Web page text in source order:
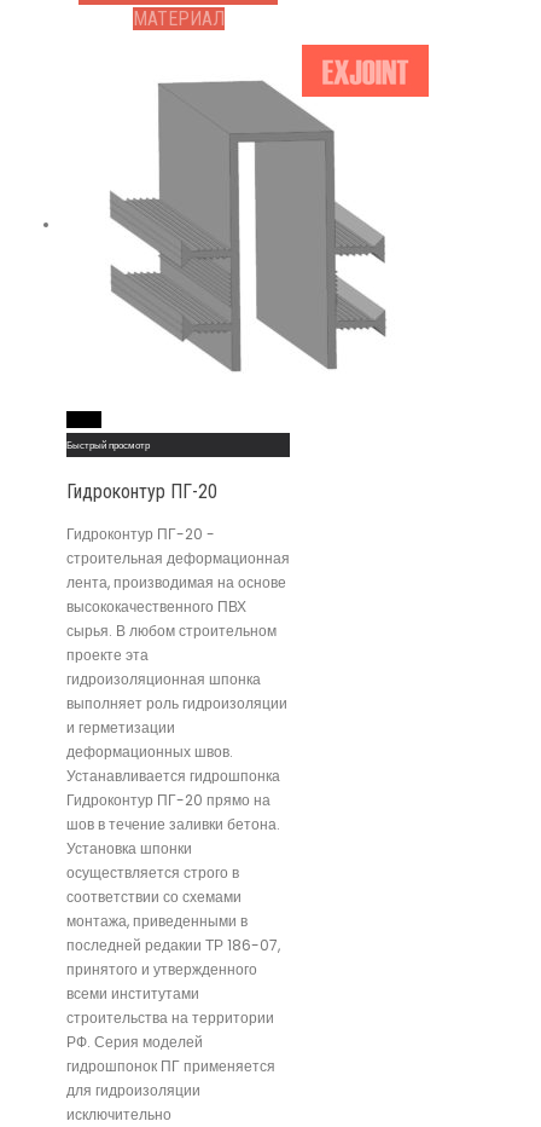
МАТЕРИАЛ
Быстрый просмотр
Гидроконтур ПГ-20
Гидроконтур ПГ-20 -
строительная деформационная
лента, производимая на основе
высококачественного ПВХ
сырья. В любом строительном
проекте эта
гидроизоляционная шпонка
выполняет роль гидроизоляции
и герметизации
деформационных швов.
Устанавливается гидрошпонка
Гидроконтур ПГ-20 прямо на
шов в течение заливки бетона.
Установка шпонки
осуществляется строго в
соответствии со схемами
монтажа, приведенными в
последней редакии ТР 186-07,
принятого и утвержденного
всеми институтами
строительства на территории
РФ. Серия моделей
гидрошпонок ПГ применяется
для гидроизоляции
исключительно